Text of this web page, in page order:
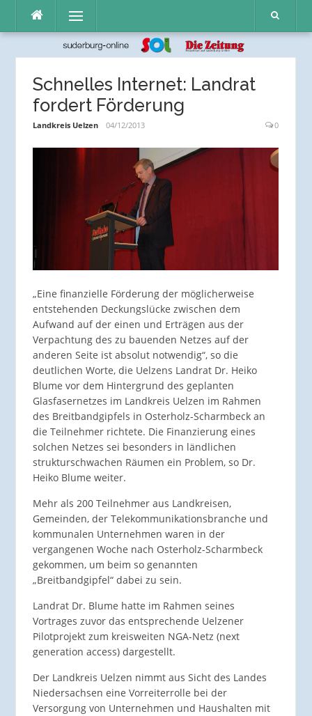
Inhalt
Menü
Schnelles Internet: Landrat
fordert Förderung
Landkreis Uelzen 04/12/2013 0
„Eine finanzielle Förderung der möglicherweise
entstehenden Deckungslücke zwischen dem
Aufwand auf der einen und Erträgen aus der
Verpachtung des zu bauenden Netzes auf der
anderen Seite ist absolut notwendig“, so die
deutlichen Worte, die Uelzens Landrat Dr. Heiko
Blume vor dem Hintergrund des geplanten
Glasfasernetzes im Landkreis Uelzen im Rahmen
des Breitbandgipfels in Osterholz-Scharmbeck an
die Teilnehmer richtete. Die Finanzierung eines
solchen Netzes sei besonders in ländlichen
strukturschwachen Räumen ein Problem, so Dr.
Heiko Blume weiter.
Mehr als 200 Teilnehmer aus Landkreisen,
Gemeinden, der Telekommunikationsbranche und
kommunalen Unternehmen waren in der
vergangenen Woche nach Osterholz-Scharmbeck
gekommen, um beim so genannten
„Breitbandgipfel“ dabei zu sein.
Landrat Dr. Blume hatte im Rahmen seines
Vortrages zuvor das entsprechende Uelzener
Pilotprojekt zum kreisweiten NGA-Netz (next
generation access) dargestellt.
Der Landkreis Uelzen nimmt aus Sicht des Landes
Niedersachsen eine Vorreiterrolle bei der
Versorgung von Unternehmen und Haushalten mit